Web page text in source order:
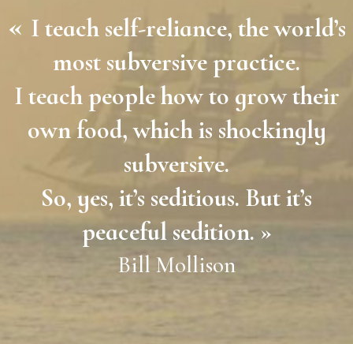
« I teach self-reliance, the world’s
most subversive practice.
I teach people how to grow their
own food, which is shockingly
subversive.
So, yes, it’s seditious. But it’s
peaceful sedition. »
Bill Mollison